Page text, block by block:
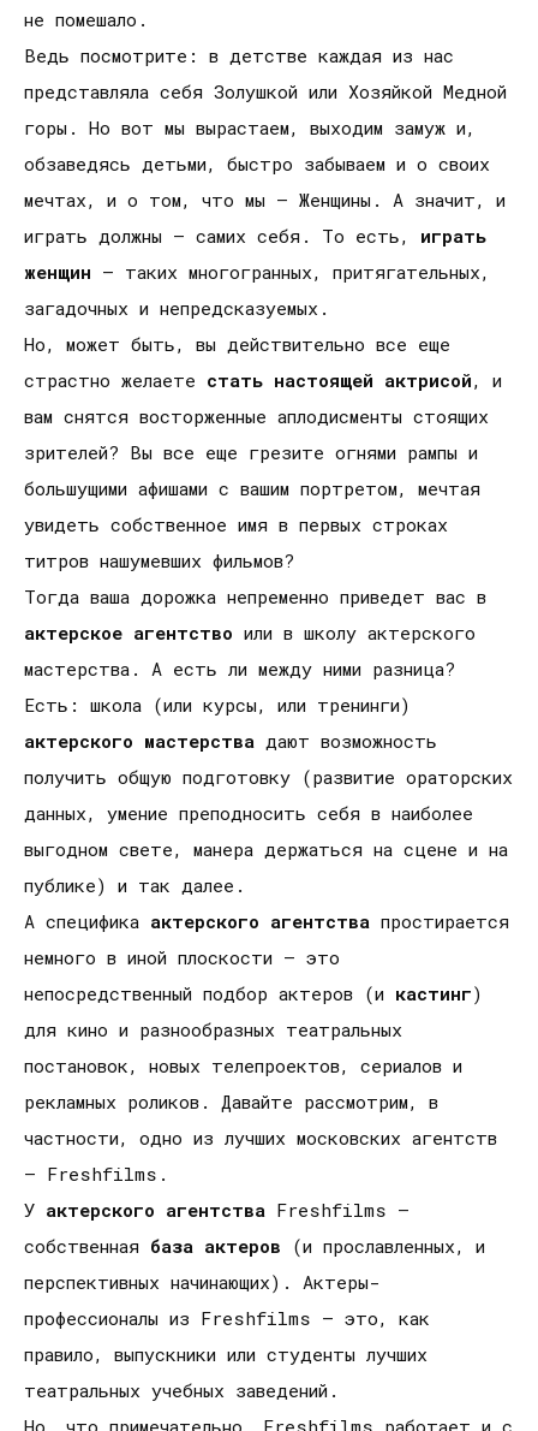
не помешало.
Ведь посмотрите: в детстве каждая из нас
представляла себя Золушкой или Хозяйкой Медной
горы. Но вот мы вырастаем, выходим замуж и,
обзаведясь детьми, быстро забываем и о своих
мечтах, и о том, что мы – Женщины. А значит, и
играть должны – самих себя. То есть, играть
женщин – таких многогранных, притягательных,
загадочных и непредсказуемых.
Но, может быть, вы действительно все еще
страстно желаете стать настоящей актрисой, и
вам снятся восторженные аплодисменты стоящих
зрителей? Вы все еще грезите огнями рампы и
большущими афишами с вашим портретом, мечтая
увидеть собственное имя в первых строках
титров нашумевших фильмов?
Тогда ваша дорожка непременно приведет вас в
актерское агентство или в школу актерского
мастерства. А есть ли между ними разница?
Есть: школа (или курсы, или тренинги)
актерского мастерства дают возможность
получить общую подготовку (развитие ораторских
данных, умение преподносить себя в наиболее
выгодном свете, манера держаться на сцене и на
публике) и так далее.
А специфика актерского агентства простирается
немного в иной плоскости – это
непосредственный подбор актеров (и кастинг)
для кино и разнообразных театральных
постановок, новых телепроектов, сериалов и
рекламных роликов. Давайте рассмотрим, в
частности, одно из лучших московских агентств
– Freshfilms.
У актерского агентства Freshfilms –
собственная база актеров (и прославленных, и
перспективных начинающих). Актеры-
профессионалы из Freshfilms – это, как
правило, выпускники или студенты лучших
театральных учебных заведений.
Но, что примечательно, Freshfilms работает и с